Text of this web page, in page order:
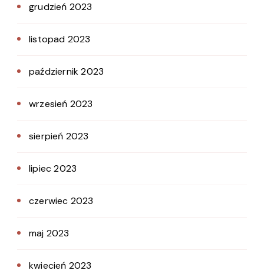
grudzień 2023
listopad 2023
październik 2023
wrzesień 2023
sierpień 2023
lipiec 2023
czerwiec 2023
maj 2023
kwiecień 2023